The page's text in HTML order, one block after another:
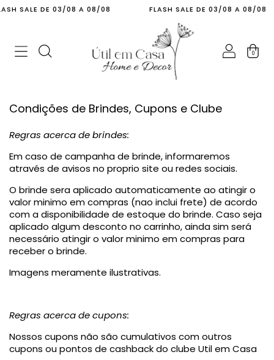
SALE DE 03/08 A 08/08 FLASH SALE DE 03/08 A 08/08
0
Condições de Brindes, Cupons e Clube
Regras acerca de brindes:
Em caso de campanha de brinde, informaremos
através de avisos no proprio site ou redes sociais.
O brinde sera aplicado automaticamente ao atingir o
valor minimo em compras (nao inclui frete) de acordo
com a disponibilidade de estoque do brinde. Caso seja
aplicado algum desconto no carrinho, ainda sim será
necessário atingir o valor minimo em compras para
receber o brinde.
Imagens meramente ilustrativas.
Regras acerca de cupons:
Nossos cupons não são cumulativos com outros
cupons ou pontos de cashback do clube Util em Casa